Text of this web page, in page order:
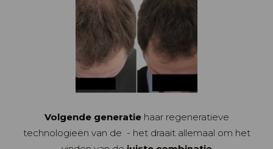
Volgende generatiehaar regeneratieve
technologieën van de - het draait allemaal om het